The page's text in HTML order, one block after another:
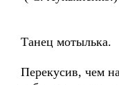
Танец мотылька.
Перекусив, чем